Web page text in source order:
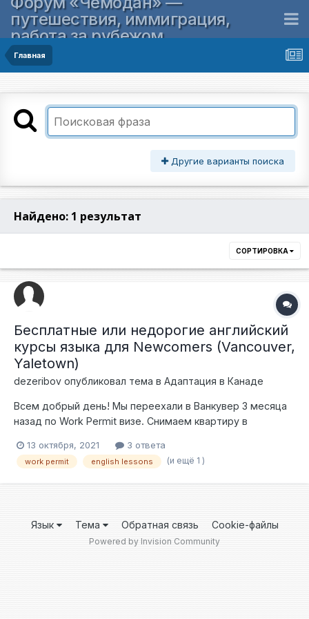
путешествия, иммиграция,
работа за рубежом
Главная
Другие варианты поиска
Найдено: 1 результат
СОРТИРОВКА
Бесплатные или недорогие английский
курсы языка для Newcomers (Vancouver,
Yaletown)
dezeribov опубликовал тема в Адаптация в Канаде
Всем добрый день! Мы переехали в Ванкувер 3 месяца
назад по Work Permit визе. Снимаем квартиру в
вопросы - MSP, SIN, bank accounts, insurances, road test.
Но мы не можем найти пока бесплатные английские
курсы (или недорогие) для тех кто не очень хорошо
подскажите. Речь не идет про курсы для получения
роботы, а просто повседневный английский. PS: и еще
13 октября, 2021 3 ответа
work permit english lessons (и ещё 1 )
Язык Тема Обратная связь Cookie-файлы
Powered by Invision Community